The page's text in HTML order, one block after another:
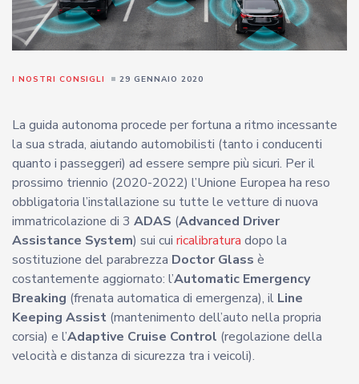
I NOSTRI CONSIGLI 29 GENNAIO 2020
La guida autonoma procede per fortuna a ritmo incessante
la sua strada, aiutando automobilisti (tanto i conducenti
quanto i passeggeri) ad essere sempre più sicuri. Per il
prossimo triennio (2020-2022) l’Unione Europea ha reso
obbligatoria l’installazione su tutte le vetture di nuova
immatricolazione di 3 ADAS (Advanced Driver
Assistance System) sui cui ricalibratura dopo la
sostituzione del parabrezza Doctor Glass è
costantemente aggiornato: l’Automatic Emergency
Breaking (frenata automatica di emergenza), il Line
Keeping Assist (mantenimento dell’auto nella propria
corsia) e l’Adaptive Cruise Control (regolazione della
velocità e distanza di sicurezza tra i veicoli).